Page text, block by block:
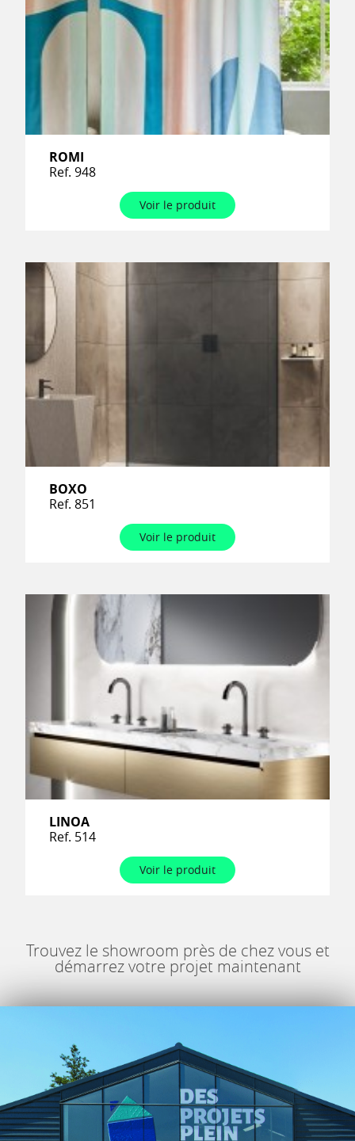
ROMI
Ref. 948
Voir le produit
BOXO
Ref. 851
Voir le produit
LINOA
Ref. 514
Voir le produit
Trouvez le showroom près de chez vous et
démarrez votre projet maintenant